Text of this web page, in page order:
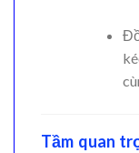
Tầm quan